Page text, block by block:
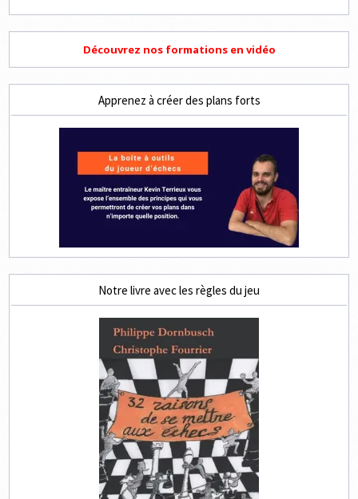
Découvrez nos formations en vidéo
Apprenez à créer des plans forts
Notre livre avec les règles du jeu